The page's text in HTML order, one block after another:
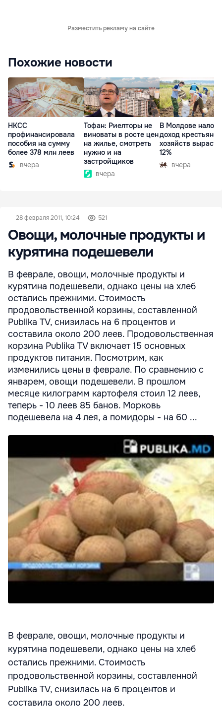
Разместить рекламу на сайте
Похожие новости
НКСС
профинансировала
пособия на сумму
более 378 млн леев
вчера
Тофан: Риелторы не
виноваты в росте цен
на жилье, смотреть
нужно и на
застройщиков
вчера
В Молдове налог
доход
хозяйств
12%
вчера
28 февраля 2011, 10:24 521
Овощи, молочные продукты и
курятина подешевели
В феврале, овощи, молочные продукты и
курятина подешевели, однако цены на хлеб
остались прежними. Стоимость
продовольственной корзины, составленной
Publika TV, снизилась на 6 процентов и
составила около 200 леев. Продовольственная
корзина Publika TV включает 15 основных
продуктов питания. Посмотрим, как
изменились цены в феврале. По сравнению с
январем, овощи подешевели. В прошлом
месяце килограмм картофеля стоил 12 леев,
теперь - 10 леев 85 банов. Морковь
подешевела на 4 лея, а помидоры - на 60 ...
В феврале, овощи, молочные продукты и
курятина подешевели, однако цены на хлеб
остались прежними. Стоимость
продовольственной корзины, составленной
Publika TV, снизилась на 6 процентов и
составила около 200 леев.